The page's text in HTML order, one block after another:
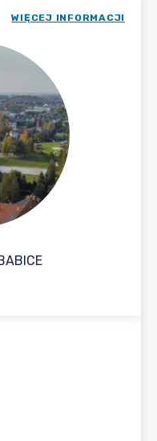
WIĘCEJ INFORMACJI